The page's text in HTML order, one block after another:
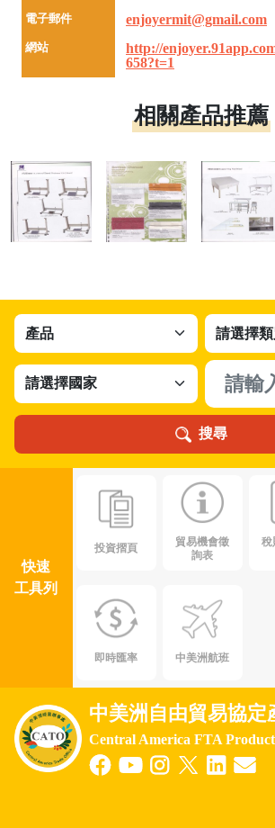
電子郵件 enjoyermit@gmail.com
網站
http://
658?t=1
相關產品推薦
搜尋
快速
工具列
投資摺頁
貿易機會徵
詢表
稅
即時匯率 中美洲航班
中美洲自由貿易協定
Central America FTA